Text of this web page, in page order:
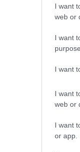
I want
web or
I want
I want
I want
web or
I want
or app.
CONVIDIDI